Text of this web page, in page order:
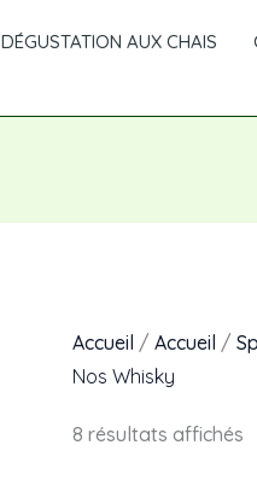
DÉGUSTATION AUX CHAIS
Accueil / Accueil /
Nos Whisky
8 résultats affichés